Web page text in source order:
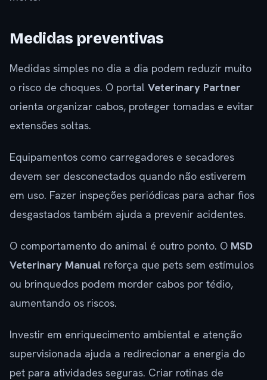
Medidas preventivas
Medidas simples no dia a dia podem reduzir muito
o risco de choques. O portal Veterinary Partner
orienta organizar cabos, proteger tomadas e evitar
extensões soltas.
Equipamentos como carregadores e secadores
devem ser desconectados quando não estiverem
em uso. Fazer inspeções periódicas para achar fios
desgastados também ajuda a prevenir acidentes.
O comportamento do animal é outro ponto. O MSD
Veterinary Manual reforça que pets sem estímulos
ou brinquedos podem morder cabos por tédio,
aumentando os riscos.
Investir em enriquecimento ambiental e atenção
supervisionada ajuda a redirecionar a energia do
pet para atividades seguras. Criar rotinas de